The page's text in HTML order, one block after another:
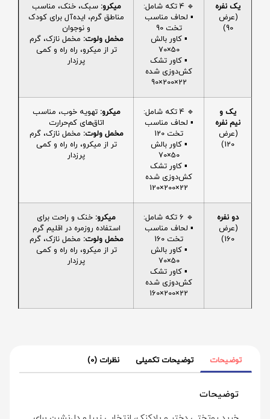
یک نفره
(عرض
90)
🔹 4 تکه شامل:
▪️ لحاف مناسب
تخت 90
▪️ کاور بالش
50×70
▪️ کاور تشک
کش‌دوزی شده
22×200×90
میکرو: سبک، خنک، مناسب
مناطق گرم، ایده‌آل برای کودک
و نوجوان
مخمل ولوت: مخمل نازک، گرم
تر از میکرو، راه راه و کمی
پرزدار
یک و
نیم نفره
(عرض
120)
🔹 4 تکه شامل:
▪️ لحاف مناسب
تخت 120
▪️ کاور بالش
50×70
▪️ کاور تشک
کش‌دوزی شده
22×200×120
میکرو: تهویه خوب، مناسب
اتاق‌های کم‌حرارت
مخمل ولوت: مخمل نازک، گرم
تر از میکرو، راه راه و کمی
پرزدار
دو نفره
(عرض
160)
🔹 6 تکه شامل:
▪️ لحاف مناسب
تخت 160
▪️ کاور بالش
50×70
▪️ کاور تشک
کش‌دوزی شده
22×200×160
میکرو: خنک و راحت برای
استفاده روزمره در اقلیم گرم
مخمل ولوت: مخمل نازک، گرم
تر از میکرو، راه راه و کمی
پرزدار
توضیحات توضیحات تکمیلی نظرات (0)
توضیحات